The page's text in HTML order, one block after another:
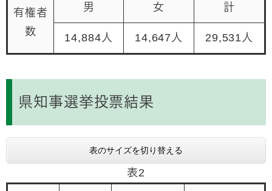
有権者
数
男 女 計
14,884人 14,647人 29,531人
県知事選挙投票結果
表のサイズを切り替える
表2